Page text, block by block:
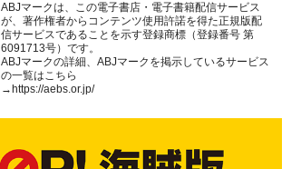
ABJマークは、この電子書店・電子書籍配信サービス
が、著作権者からコンテンツ使用許諾を得た正規版配
信サービスであることを示す登録商標（登録番号 第
6091713号）です。
ABJマークの詳細、ABJマークを掲示しているサービス
の一覧はこちら
→ https://aebs.or.jp/